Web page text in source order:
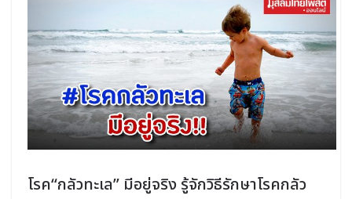
โรค“กลัวทะเล” มีอยู่จริง รู้จักวิธีรักษาโรคกลัว